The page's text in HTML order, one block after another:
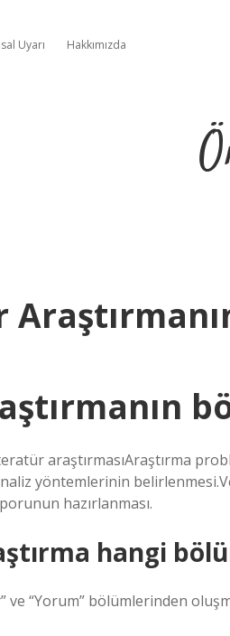
Uyarı Hakkımızda
araştırmasıAraştırma
yöntemlerinin
hazırlanması.
hangi
ve “Yorum” bölümlerinden